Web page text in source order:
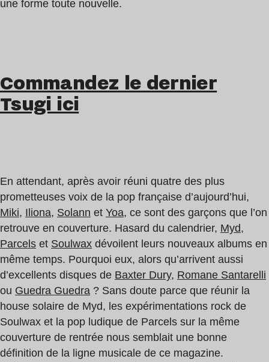
une forme toute nouvelle.
Commandez le dernier
Tsugi ici
En attendant, après avoir réuni quatre des plus
prometteuses voix de la pop française d’aujourd’hui,
Miki, Iliona, Solann et Yoa, ce sont des garçons que l’on
retrouve en couverture. Hasard du calendrier, Myd,
Parcels et Soulwax dévoilent leurs nouveaux albums en
même temps. Pourquoi eux, alors qu’arrivent aussi
d’excellents disques de Baxter Dury, Romane Santarelli
ou Guedra Guedra ? Sans doute parce que réunir la
house solaire de Myd, les expérimentations rock de
Soulwax et la pop ludique de Parcels sur la même
couverture de rentrée nous semblait une bonne
définition de la ligne musicale de ce magazine.